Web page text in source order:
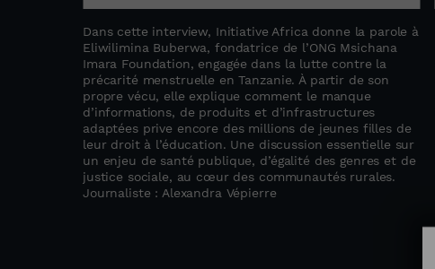
Dans cette interview, Initiative Africa donne la parole à
Eliwilimina Buberwa, fondatrice de l’ONG Msichana
Imara Foundation, engagée dans la lutte contre la
précarité menstruelle en Tanzanie. À partir de son
propre vécu, elle explique comment le manque
d’informations, de produits et d’infrastructures
adaptées prive encore des millions de jeunes filles de
leur droit à l’éducation. Une discussion essentielle sur
un enjeu de santé publique, d’égalité des genres et de
justice sociale, au cœur des communautés rurales.
Journaliste : Alexandra Vépierre